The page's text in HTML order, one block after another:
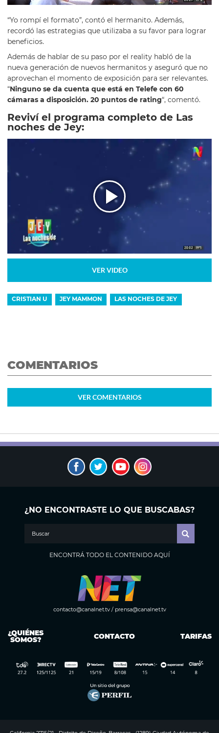
“Yo rompí el formato”, contó el hermanito. Además,
recordó las estrategias que utilizaba a su favor para lograr
beneficios.
Además de hablar de su paso por el reality habló de la
nueva generación de nuevos hermanitos y aseguró que no
aprovechan el momento de exposición para ser relevantes.
“Ninguno se da cuenta que está en Telefe con 60
cámaras a disposición. 20 puntos de rating“, comentó.
Reviví el programa completo de Las
noches de Jey:
VER VIDEO
CRISTIAN U JEY MAMMON LAS NOCHES DE JEY
COMENTARIOS
VER COMENTARIOS
¿NO ENCONTRASTE LO QUE BUSCABAS?
ENCONTRÁ TODO EL CONTENIDO AQUÍ
contacto@canalnet.tv/ prensa@canalnet.tv
¿QUIÉNES
SOMOS? CONTACTO TARIFAS